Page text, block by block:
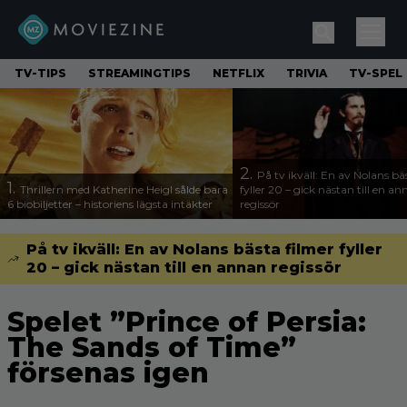
TV-TIPS STREAMINGTIPS NETFLIX TRIVIA TV-SPEL
1. Thrillern med Katherine Heigl sålde bara
6 biobiljetter – historiens lägsta intäkter
2. På tv ikväll: En av Nolans
fyller 20 – gick nästan till en
regissör
På tv ikväll: En av Nolans bästa filmer fyller
20 – gick nästan till en annan regissör
Spelet ”Prince of Persia:
The Sands of Time”
försenas igen